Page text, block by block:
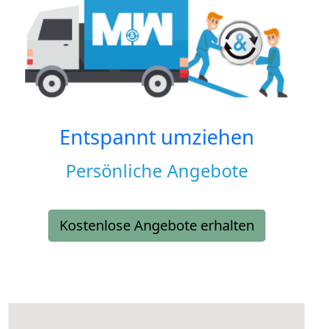
Entspannt umziehen
Persönliche Angebote
Kostenlose Angebote erhalten